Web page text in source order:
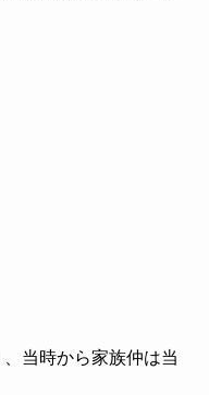
当時から家族仲は当